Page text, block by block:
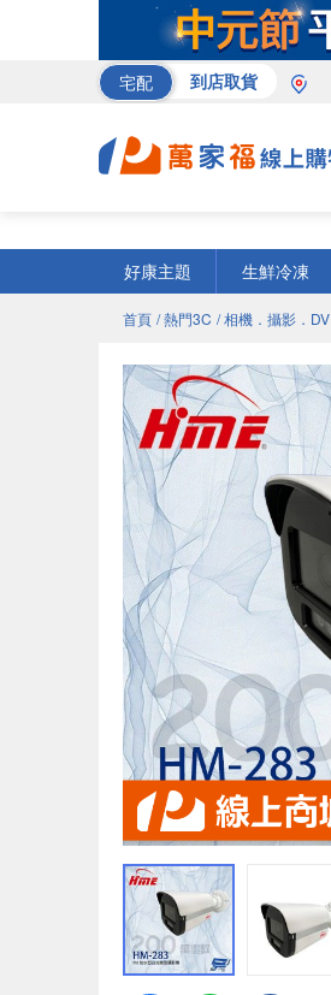
宅配 到店取貨
好康主題
生鮮冷凍
首頁 / 熱門3C / 相機．攝影．DV